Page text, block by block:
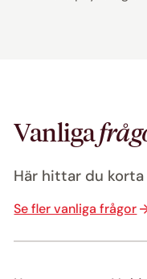
Vanliga
Här hittar du
Se fler vanliga frågor